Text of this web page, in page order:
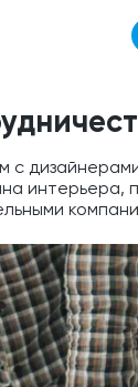
с
интерьера,